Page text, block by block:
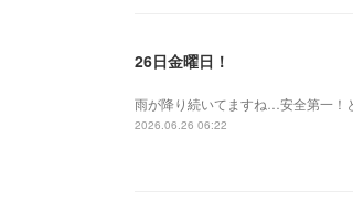
26日金曜日！
雨が降り続いてますね…安全第一！
2026.06.26 06:22